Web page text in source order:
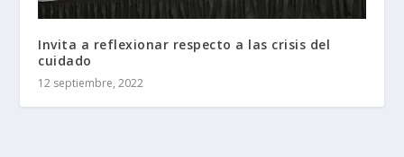
Invita a reflexionar respecto a las crisis del
cuidado
12 septiembre, 2022